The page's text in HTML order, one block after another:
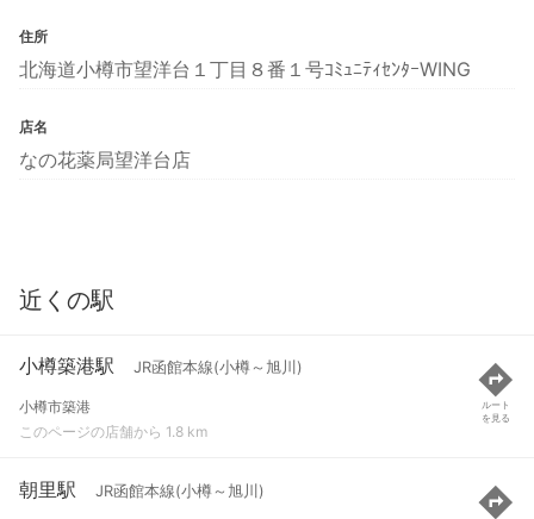
住所
北海道小樽市望洋台１丁目８番１号ｺﾐｭﾆﾃｨｾﾝﾀｰWING
店名
なの花薬局望洋台店
近くの駅
小樽築港駅 JR函館本線(小樽～旭川)
小樽市築港
このページの店舗から 1.8 km
ルート
を見る
朝里駅 JR函館本線(小樽～旭川)